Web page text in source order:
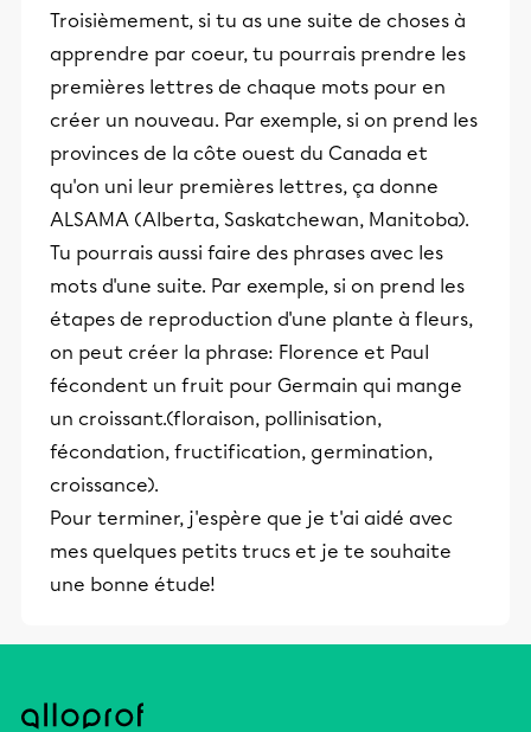
Troisièmement, si tu as une suite de choses à
apprendre par coeur, tu pourrais prendre les
premières lettres de chaque mots pour en
créer un nouveau. Par exemple, si on prend les
provinces de la côte ouest du Canada et
qu'on uni leur premières lettres, ça donne
ALSAMA (Alberta, Saskatchewan, Manitoba).
Tu pourrais aussi faire des phrases avec les
mots d'une suite. Par exemple, si on prend les
étapes de reproduction d'une plante à fleurs,
on peut créer la phrase: Florence et Paul
fécondent un fruit pour Germain qui mange
un croissant.(floraison, pollinisation,
fécondation, fructification, germination,
croissance).
Pour terminer, j'espère que je t'ai aidé avec
mes quelques petits trucs et je te souhaite
une bonne étude!